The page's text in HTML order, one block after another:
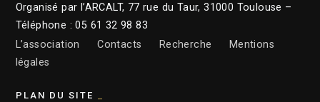
Organisé par l’ARCALT, 77 rue du Taur, 31000 Toulouse –
Téléphone : 05 61 32 98 83
L’association
Contacts Recherche
Mentions
légales
PLAN DU SITE